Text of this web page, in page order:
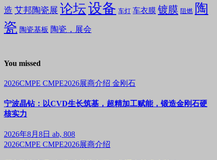
造 艾邦陶瓷展 论坛设备 车灯 车衣膜 镀膜 阻燃 陶
瓷 陶瓷基板 陶瓷，展会
You missed
2026CMPE CMPE2026展商介绍 金刚石
宁波晶钻：以CVD生长筑基，超精加工赋能，锻造金刚石硬
核实力
2026年8月8日 ab, 808
2026CMPE CMPE2026展商介绍